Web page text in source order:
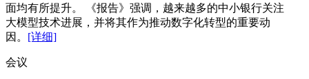
面均有所提升。 《报告》强调，越来越多的中小银行关注
大模型技术进展，并将其作为推动数字化转型的重要动
因。 [详细]
会议